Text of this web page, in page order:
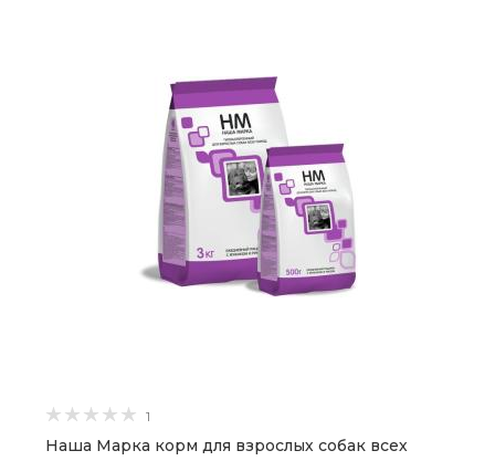
1
Наша Марка корм для взрослых собак всех